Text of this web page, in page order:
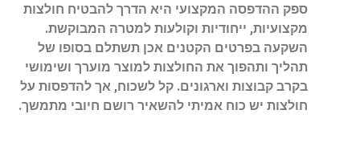
ספק ההדפסה המקצועי היא הדרך להבטיח חולצות
מקצועיות, ייחודיות וקולעות למטרה המבוקשת.
השקעה בפרטים הקטנים אכן תשתלם בסופו של
תהליך ותהפוך את החולצות למוצר מוערך ושימושי
בקרב קבוצות וארגונים. קל לשכוח, אך להדפסות על
חולצות יש כוח אמיתי להשאיר רושם חיובי מתמשך.